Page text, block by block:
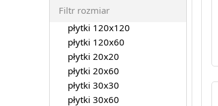
Filtr rozmiar
płytki 120x120
płytki 120x60
płytki 20x20
płytki 20x60
płytki 30x30
płytki 30x60